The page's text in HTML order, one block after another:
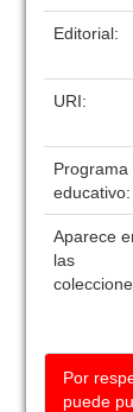
Editorial:
URI:
Programa
educativo:
Aparece
las
Por
puede